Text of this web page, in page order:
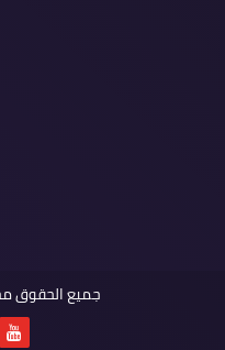
جميع الحقوق